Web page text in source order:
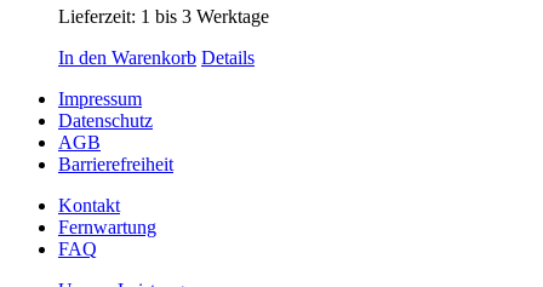
Lieferzeit: 1 bis 3 Werktage
In den Warenkorb Details
Impressum
Datenschutz
AGB
Barrierefreiheit
Kontakt
Fernwartung
FAQ